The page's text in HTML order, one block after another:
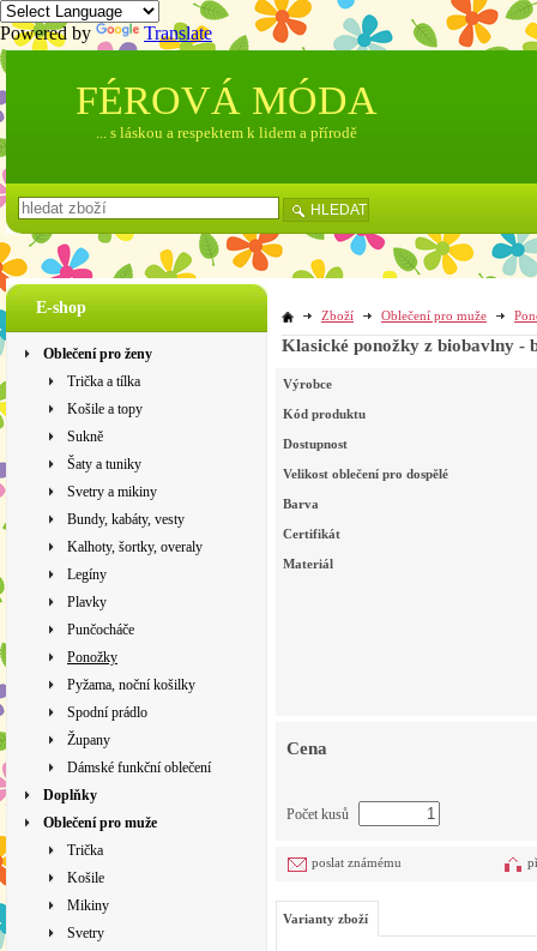
Powered by Translate
E-shop
Oblečení pro ženy
Trička a tílka
Košile a topy
Sukně
Šaty a tuniky
Svetry a mikiny
Bundy, kabáty, vesty
Kalhoty, šortky, overaly
Legíny
Plavky
Punčocháče
Ponožky
Pyžama, noční košilky
Spodní prádlo
Župany
Dámské funkční oblečení
Doplňky
Oblečení pro muže
Trička
Košile
Mikiny
Svetry
Zboží Oblečení pro muže
Klasické ponožky z biobavlny -
Výrobce
Kód produktu
Dostupnost
Velikost oblečení pro dospělé
Barva
Certifikát
Materiál
Cena
Počet kusů
poslat známému
Varianty zboží
FÉROVÁ MÓDA
... s láskou a respektem k lidem a přírodě
HLEDAT